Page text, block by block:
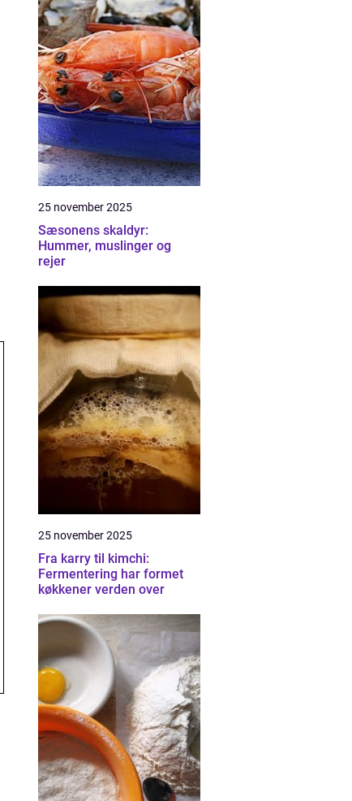
25 november 2025
Sæsonens skaldyr:
Hummer, muslinger og
rejer
25 november 2025
Fra karry til kimchi:
Fermentering har formet
køkkener verden over